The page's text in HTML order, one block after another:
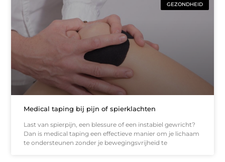
GEZONDHEID
Medical taping bij pijn of spierklachten
Last van spierpijn, een blessure of een instabiel gewricht?
Dan is medical taping een effectieve manier om je lichaam
te ondersteunen zonder je bewegingsvrijheid te